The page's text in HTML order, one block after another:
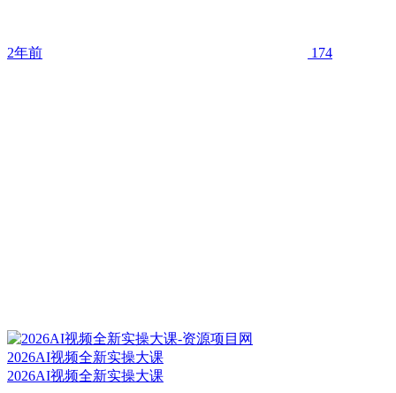
2年前 174
2026AI视频全新实操大课
2026AI视频全新实操大课